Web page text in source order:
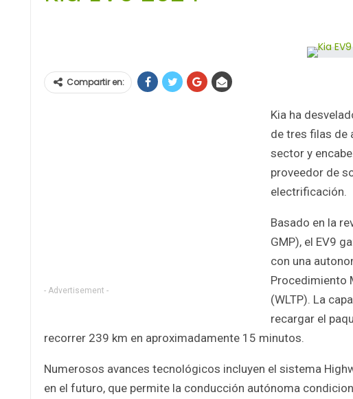
Compartir en:
- Advertisement -
Kia ha
de tres filas de
sector y
proveedor de
electrificación.
Basado en la
GMP), el EV9
con una
Procedimiento
(WLTP). La
recargar el
recorrer 239 km en aproximadamente 15 minutos.
Numerosos avances tecnológicos incluyen el sistema
en el futuro, que permite la conducción autónoma